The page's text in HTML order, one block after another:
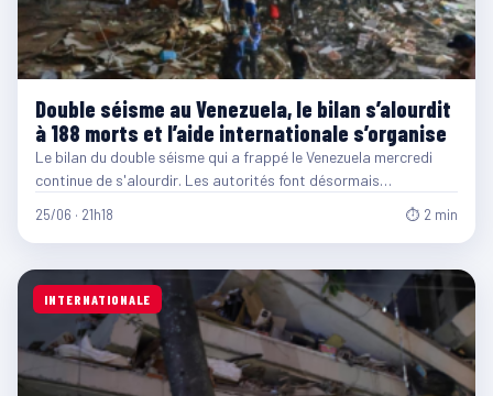
Double séisme au Venezuela, le bilan s’alourdit
à 188 morts et l’aide internationale s’organise
Le bilan du double séisme qui a frappé le Venezuela mercredi
continue de s'alourdir. Les autorités font désormais…
25/06 · 21h18 ⏱ 2 min
INTERNATIONALE